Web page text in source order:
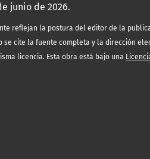
junio de 2026.
reflejan la postura del editor de la
cite la fuente completa y la dirección
licencia. Esta obra está bajo una